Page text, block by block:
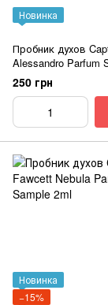
Новинка
Пробник духов
Alessandro Parfum
250 грн
Новинка
−15%